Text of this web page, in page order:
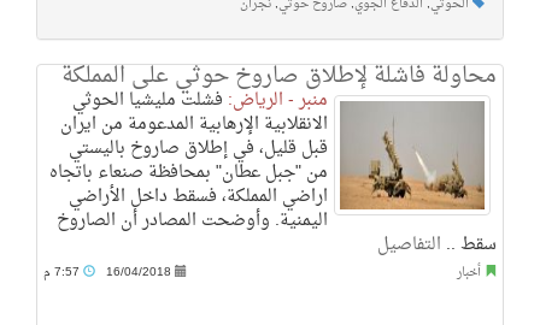
محاولة فاشلة لإطلاق صاروخ حوثي على المملكة
منبر - الرياض: فشلت مليشيا الحوثي
الانقلابية الإرهابية المدعومة من ايران
قبل قليل، في إطلاق صاروخ باليستي
من "جبل عطان" بمحافظة صنعاء باتجاه
اراضي المملكة، فسقط داخل الأراضي
اليمنية. وأوضحت المصادر أن الصاروخ
سقط .. التفاصيل
أخبار 16/04/2018